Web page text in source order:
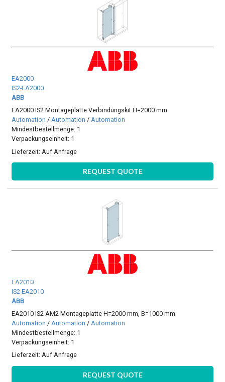
EA2000
IS2-EA2000
ABB
EA2000 IS2 Montageplatte Verbindungskit H=2000 mm
Automation /Automation /Automation
Mindestbestellmenge: 1
Verpackungseinheit: 1
Lieferzeit: Auf Anfrage
REQUEST QUOTE
EA2010
IS2-EA2010
ABB
EA2010 IS2 AM2 Montageplatte H=2000 mm, B=1000 mm
Automation / Automation / Automation
Mindestbestellmenge: 1
Verpackungseinheit: 1
Lieferzeit:Auf Anfrage
REQUEST QUOTE